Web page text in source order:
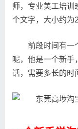
师，专业美工培训
个文字，大小约为
前段时间有一
呢，他是一个新手
话，需要多长的时